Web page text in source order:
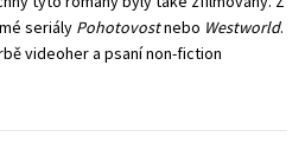
seriály Pohotovostnebo Westworld.
videoher a psaní non-fiction